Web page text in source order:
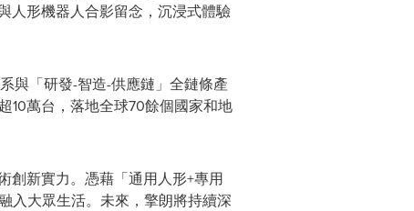
人形機器人合影留念，沉浸式體驗
與「研發-智造-供應鏈」全鏈條產
10萬台，落地全球70餘個國家和地
創新實力。憑藉「通用人形+專用
入大眾生活。未來，擎朗將持續深